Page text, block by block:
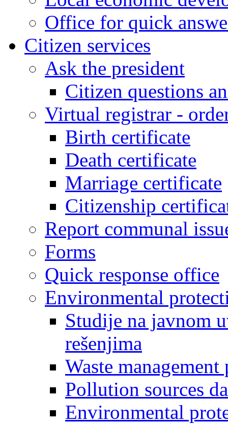
Office for quick
Citizen services
Ask the president
Citizen questions
Virtual registrar -
Birth certificate
Death certificate
Marriage certificate
Citizenship
Report communal
Forms
Quick response office
Environmental
Studije na javnom
rešenjima
Waste management
Pollution sources
Environmental